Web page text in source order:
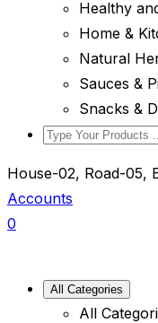
Healthy
Home &
Natural
Sauces &
Snacks &
House-02, Road-05,
Accounts
0
All Categories
All